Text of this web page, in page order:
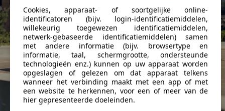
Cookies, apparaat- of soortgelijke online-
identificatoren (bijv. login-identificatiemiddelen,
willekeurig toegewezen identificatiemiddelen,
netwerk-gebaseerde identificatiemiddelen) samen
met andere informatie (bijv. browsertype en
informatie, taal, schermgrootte, ondersteunde
technologieën enz.) kunnen op uw apparaat worden
opgeslagen of gelezen om dat apparaat telkens
wanneer het verbinding maakt met een app of met
een website te herkennen, voor een of meer van de
hier gepresenteerde doeleinden.